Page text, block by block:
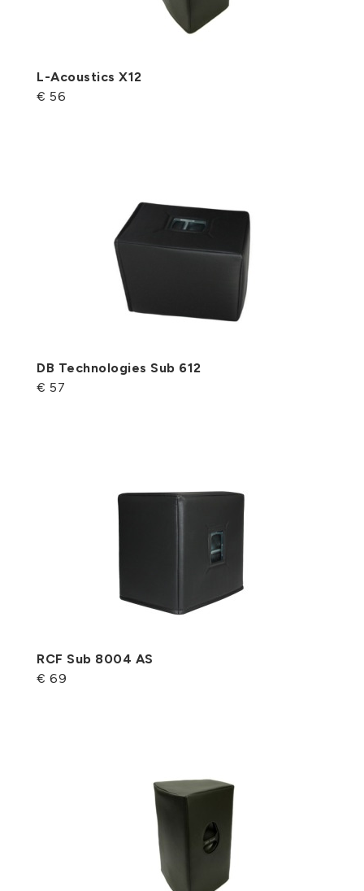
L-Acoustics X12
€ 56
DB Technologies Sub 612
€ 57
RCF Sub 8004 AS
€ 69